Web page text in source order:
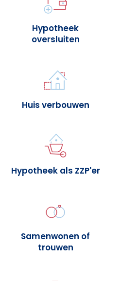
Hypotheek
oversluiten
Huis verbouwen
Hypotheek als ZZP'er
Samenwonen of
trouwen